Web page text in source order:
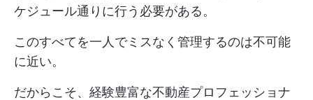
ケジュール通りに行う必要がある。
このすべてを一人でミスなく管理するのは不可能
に近い。
だからこそ、経験豊富な不動産プロフェッショナ